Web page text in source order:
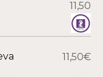
11,50
11,50€